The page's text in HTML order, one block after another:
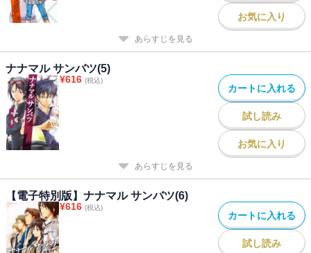
お気に入り
あらすじを見る
ナナマル サンバツ(5)
¥616 (税込)
カートに入れる
試し読み
お気に入り
あらすじを見る
【電子特別版】ナナマル サンバツ(6)
¥616 (税込)
カートに入れる
試し読み